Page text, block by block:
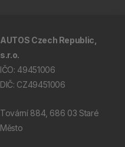
AUTOS Czech Republic,
s.r.o.
IČO: 49451006
DIČ: CZ49451006
Tovární 884, 686 03 Staré
Město